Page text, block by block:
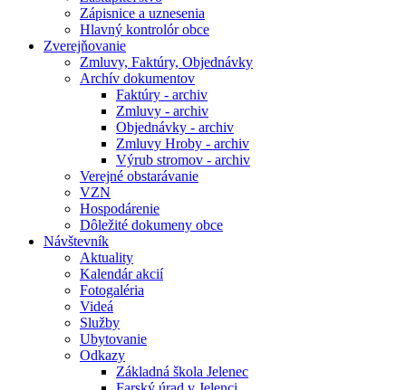
Zápisnice a uznesenia
Hlavný kontrolór obce
Zverejňovanie
Zmluvy, Faktúry, Objednávky
Archív dokumentov
Faktúry - archiv
Zmluvy - archiv
Objednávky - archiv
Zmluvy Hroby - archiv
Výrub stromov - archiv
Verejné obstarávanie
VZN
Hospodárenie
Dôležité dokumeny obce
Návštevník
Aktuality
Kalendár akcií
Fotogaléria
Videá
Služby
Ubytovanie
Odkazy
Základná škola Jelenec